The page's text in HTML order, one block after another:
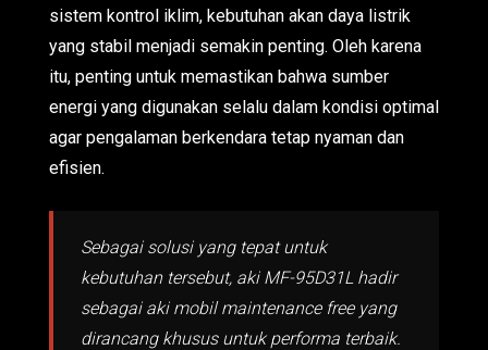
sistem kontrol iklim, kebutuhan akan daya listrik
yang stabil menjadi semakin penting. Oleh karena
itu, penting untuk memastikan bahwa sumber
energi yang digunakan selalu dalam kondisi optimal
agar pengalaman berkendara tetap nyaman dan
efisien.
Sebagai solusi yang tepat untuk
kebutuhan tersebut, aki MF-95D31L hadir
sebagai aki mobil maintenance free yang
dirancang khusus untuk performa terbaik.